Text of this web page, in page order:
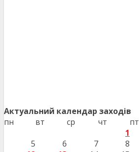
Актуальний календар заходів
пн
вт ср чт пт
1
5
6 7 8